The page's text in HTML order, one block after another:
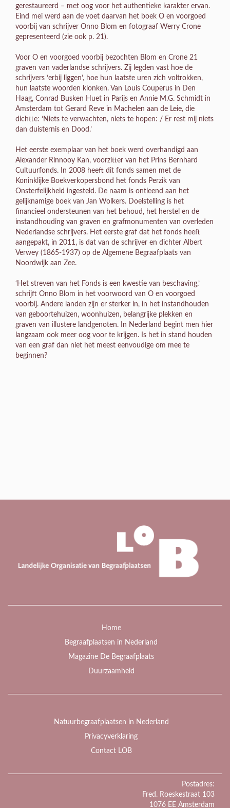
gerestaureerd – met oog voor het authentieke karakter ervan.
Eind mei werd aan de voet daarvan het boek O en voorgoed
voorbij van schrijver Onno Blom en fotograaf Werry Crone
gepresenteerd (zie ook p. 21).
Voor O en voorgoed voorbij bezochten Blom en Crone 21
graven van vaderlandse schrijvers. Zij legden vast hoe de
schrijvers ‘erbij liggen’, hoe hun laatste uren zich voltrokken,
hun laatste woorden klonken. Van Louis Couperus in Den
Haag, Conrad Busken Huet in Parijs en Annie M.G. Schmidt in
Amsterdam tot Gerard Reve in Machelen aan de Leie, die
dichtte: ‘Niets te verwachten, niets te hopen: / Er rest mij niets
dan duisternis en Dood.’
Het eerste exemplaar van het boek werd overhandigd aan
Alexander Rinnooy Kan, voorzitter van het Prins Bernhard
Cultuurfonds. In 2008 heeft dit fonds samen met de
Koninklijke Boekverkopersbond het fonds Perzik van
Onsterfelijkheid ingesteld. De naam is ontleend aan het
gelijknamige boek van Jan Wolkers. Doelstelling is het
financieel ondersteunen van het behoud, het herstel en de
instandhouding van graven en grafmonumenten van overleden
Nederlandse schrijvers. Het eerste graf dat het fonds heeft
aangepakt, in 2011, is dat van de schrijver en dichter Albert
Verwey (1865-1937) op de Algemene Begraafplaats van
Noordwijk aan Zee.
‘Het streven van het Fonds is een kwestie van beschaving,’
schrijft Onno Blom in het voorwoord van O en voorgoed
voorbij. Andere landen zijn er sterker in, in het instandhouden
van geboortehuizen, woonhuizen, belangrijke plekken en
graven van illustere landgenoten. In Nederland begint men hier
langzaam ook meer oog voor te krijgen. Is het in stand houden
van een graf dan niet het meest eenvoudige om mee te
beginnen?
Home
Begraafplaatsen in Nederland
Magazine De Begraafplaats
Duurzaamheid
Natuurbegraafplaatsen in Nederland
Privacyverklaring
Contact LOB
Postadres:
Fred. Roeskestraat 103
1076 EE Amsterdam